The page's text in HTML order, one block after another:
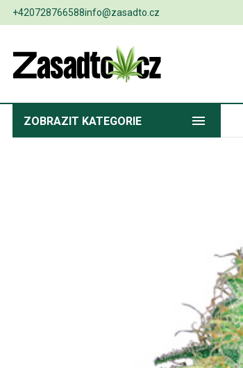
+420728766588info@zasadto.cz
ZOBRAZIT KATEGORIE